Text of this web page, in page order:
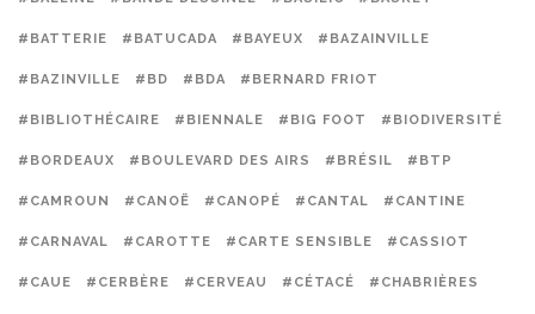
#BATTERIE #BATUCADA #BAYEUX #BAZAINVILLE
#BAZINVILLE #BD #BDA #BERNARD FRIOT
#BIBLIOTHÉCAIRE #BIENNALE #BIG FOOT #BIODIVERSITÉ
#BORDEAUX #BOULEVARD DES AIRS #BRÉSIL #BTP
#CAMROUN #CANOË #CANOPÉ #CANTAL #CANTINE
#CARNAVAL #CAROTTE #CARTE SENSIBLE #CASSIOT
#CAUE #CERBÈRE #CERVEAU #CÉTACÉ #CHABRIÈRES